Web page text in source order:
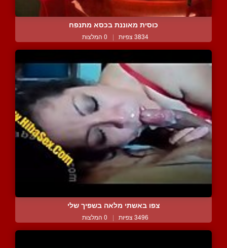
כוסית מאוננת בכסא מתנפח
3834 צפיות | 0 המלצות
צפו באשתי מלאה בשפיך שלי
3496 צפיות | 0 המלצות